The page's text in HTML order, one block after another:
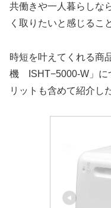
共働きや一人暮らしな
く取りたいと感じるこ
時短を叶えてくれる商
機 ISHT−5000-W」に
リットも含めて紹介し